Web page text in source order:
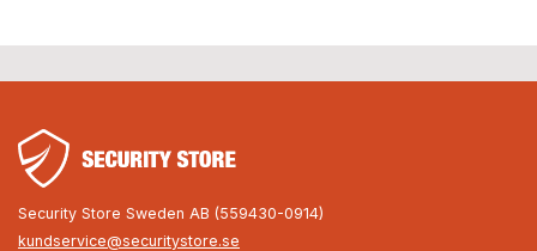
Security Store Sweden AB (559430-0914)
kundservice@securitystore.se